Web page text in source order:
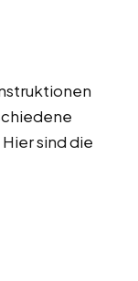
sind die